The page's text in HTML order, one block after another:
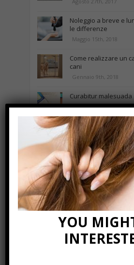
Noleggio a breve e
le differenze
Maggio 15th, 2018
Come realizzare un
cani
Gennaio 9th, 2018
Curabitur malesuada
Ottobre 12th, 2013
NEWS IN UNA FOTO
YOU